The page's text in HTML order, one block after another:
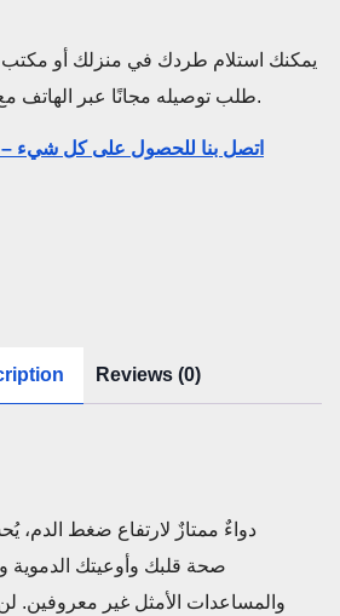
يمكنك استلام طردك في منزلك أو مكتب
طلب توصيله مجانًا عبر الهاتف مع موظف التوصيل.
اتصل بنا للحصول على كل شيء –
Reviews (0)
صحة قلبك وأوعيتك الدموية
والمساعدات الأمثل غير معروفين.